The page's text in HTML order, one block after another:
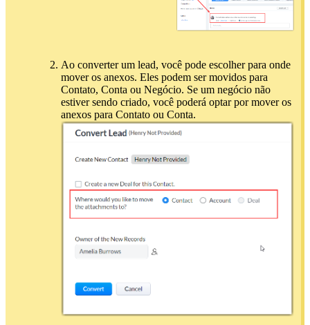
Ao converter um lead, você pode escolher para onde
mover os anexos. Eles podem ser movidos para
Contato, Conta ou Negócio. Se um negócio não
estiver sendo criado, você poderá optar por mover os
anexos para Contato ou Conta.